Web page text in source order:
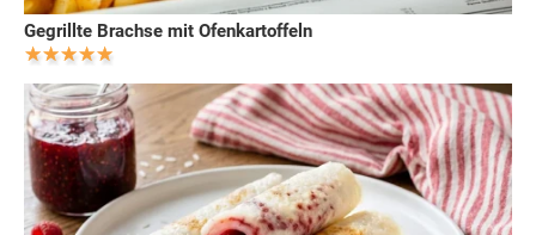
Gegrillte Brachse mit Ofenkartoffeln